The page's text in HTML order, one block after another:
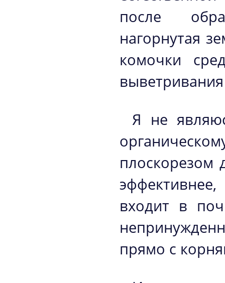
после
нагорнутая
комочки
Я не
плоскорезом
входит в
прямо с